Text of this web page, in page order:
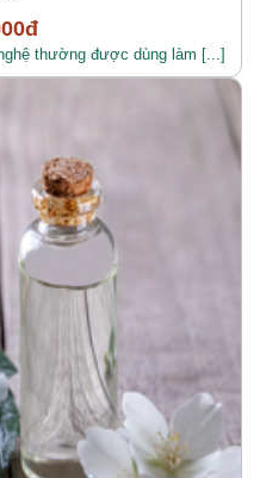
thường được dùng làm [...]